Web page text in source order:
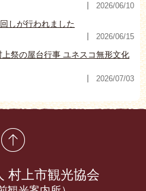
2026/06/10
しが行われました
2026/06/15
祭の屋台行事 ユネスコ無形文化
2026/07/03
村上市観光協会